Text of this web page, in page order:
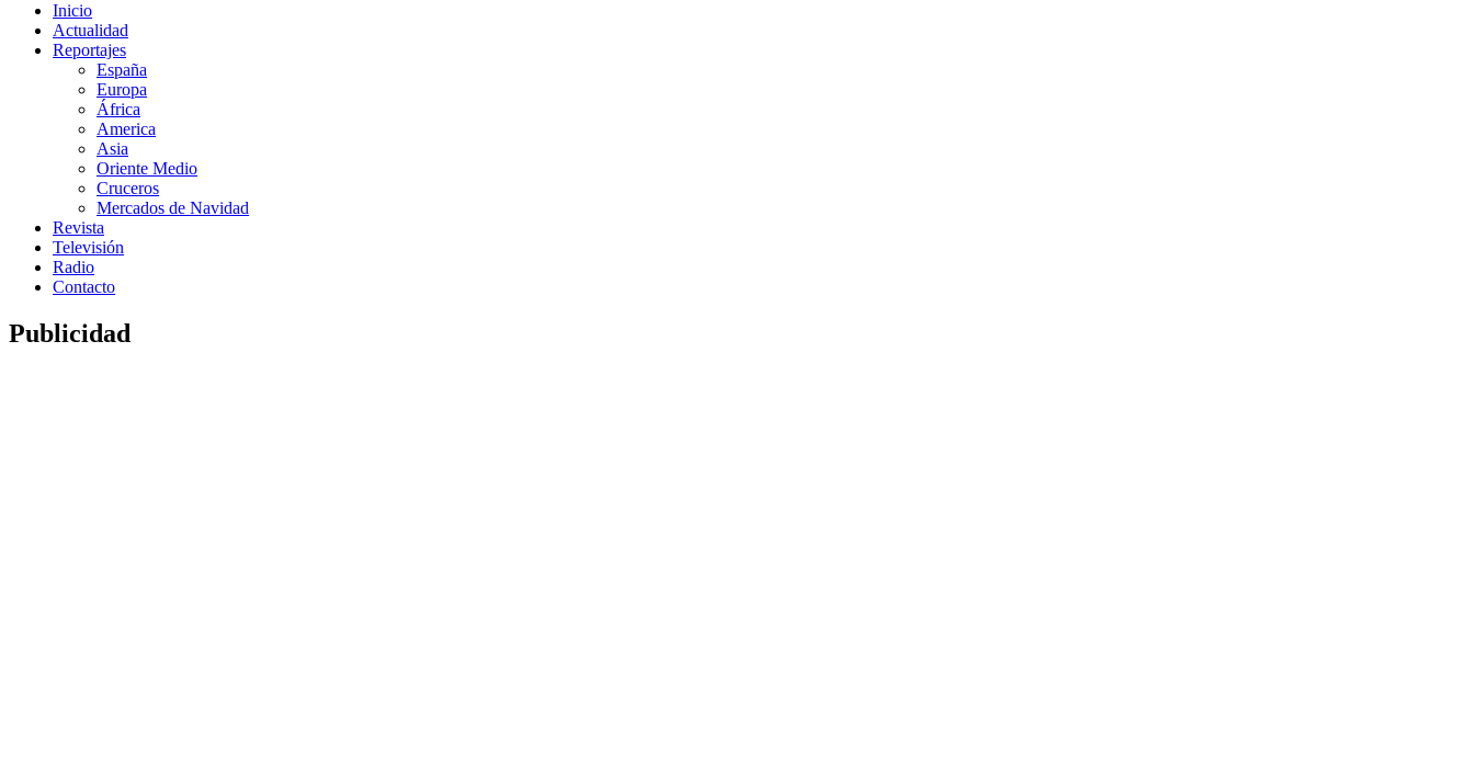
Inicio
Actualidad
Reportajes
España
Europa
África
America
Asia
Oriente Medio
Cruceros
Mercados de Navidad
Revista
Televisión
Radio
Contacto
Publicidad